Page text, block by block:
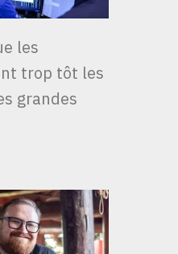
les
trop tôt les
grandes